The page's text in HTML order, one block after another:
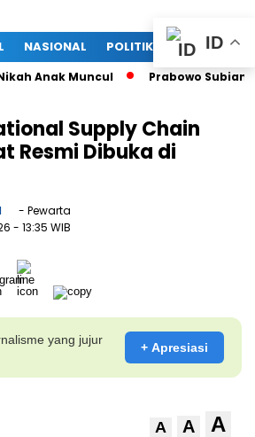
NASIONAL POLITIK EKONOMI
Anak Muncul Prabowo Subianto
Supply Chain
Resmi Dibuka di
- Pewarta
- 13:35 WIB
yang jujur
+ Apresiasi
A A A
ID